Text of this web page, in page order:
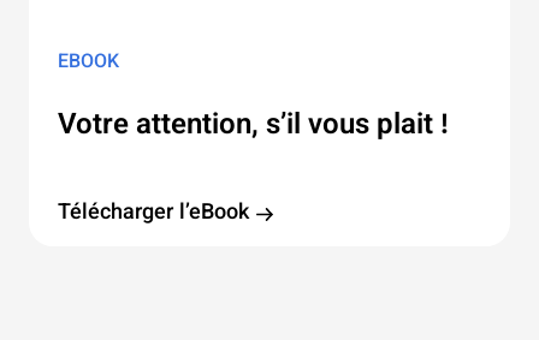
Votre attention, s’il vous plait !